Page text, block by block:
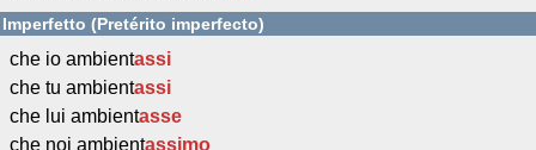
Imperfetto (Pretérito imperfecto)
che io ambientassi
che tu ambientassi
che lui ambientasse
che noi ambientassimo